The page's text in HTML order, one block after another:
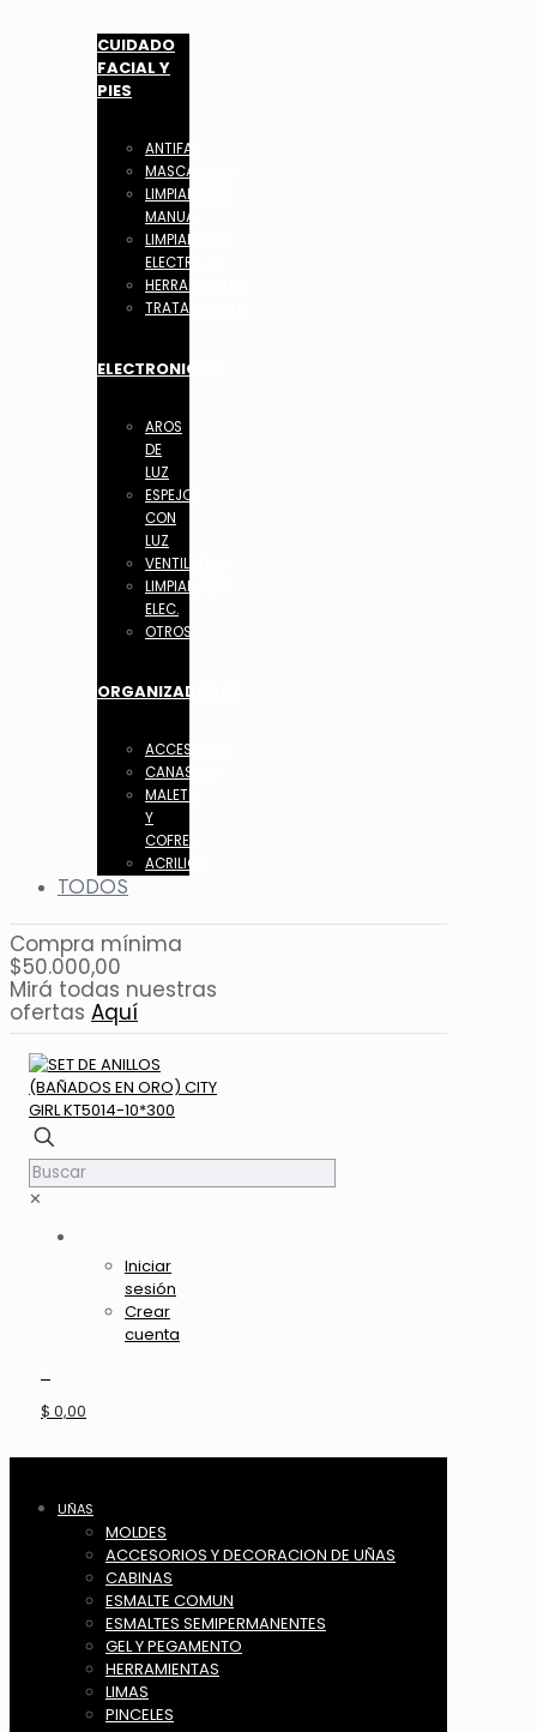
CUIDADO
FACIAL Y
PIES
ANTIFAZ
MASCARILLAS
LIMPIADORES
MANUAL
LIMPIADORES
ELECTRICOS
HERRAMIENTAS
TRATAMIENTOS
ELECTRONICOS
AROS
DE
LUZ
ESPEJOS
CON
LUZ
VENTILADOR
LIMPIADORES
ELEC.
OTROS
ORGANIZADORES
ACCESORIOS
CANASTOS
MALETIN
Y
COFRES
ACRILICO
TODOS
Compra mínima
$50.000,00
Mirá todas nuestras
ofertas Aquí
✕
Iniciar
sesión
Crear
cuenta
$ 0,00
UÑAS
MOLDES
ACCESORIOS Y DECORACION DE UÑAS
CABINAS
ESMALTE COMUN
ESMALTES SEMIPERMANENTES
GEL Y PEGAMENTO
HERRAMIENTAS
LIMAS
PINCELES